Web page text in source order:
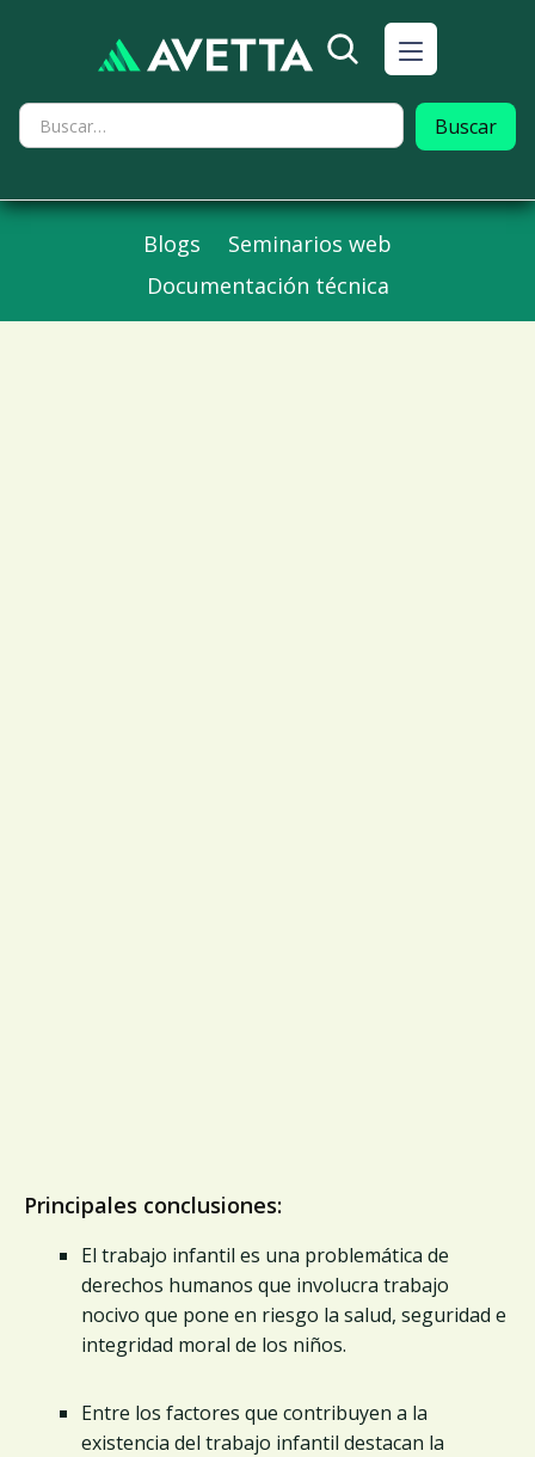
Blogs
Seminarios web
Documentación técnica
Principales conclusiones:
El trabajo infantil es una problemática de
derechos humanos que involucra trabajo
nocivo que pone en riesgo la salud, seguridad e
integridad moral de los niños.
Entre los factores que contribuyen a la
existencia del trabajo infantil destacan la